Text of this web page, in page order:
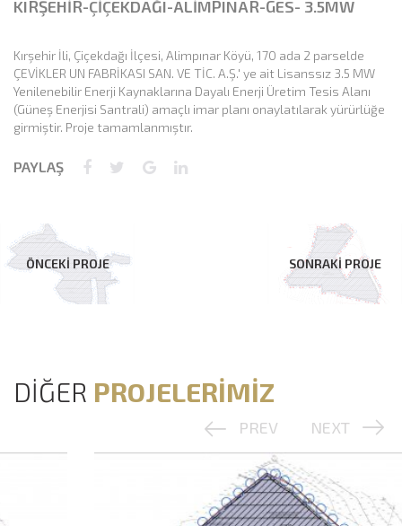
KIRŞEHİR-ÇİÇEKDAĞI-ALİMPINAR-GES- 3.5MW
Kırşehir İli, Çiçekdağı İlçesi, Alimpınar Köyü, 170 ada 2 parselde
ÇEVİKLER UN FABRİKASI SAN. VE TİC. A.Ş.' ye ait Lisanssız 3.5 MW
Yenilenebilir Enerji Kaynaklarına Dayalı Enerji Üretim Tesis Alanı
(Güneş Enerjisi Santrali) amaçlı imar planı onaylatılarak yürürlüğe
girmiştir. Proje tamamlanmıştır.
PAYLAŞ
SONRAKİ PROJE
ÖNCEKİ PROJE
DİĞER PROJELERİMİZ
PREV NEXT